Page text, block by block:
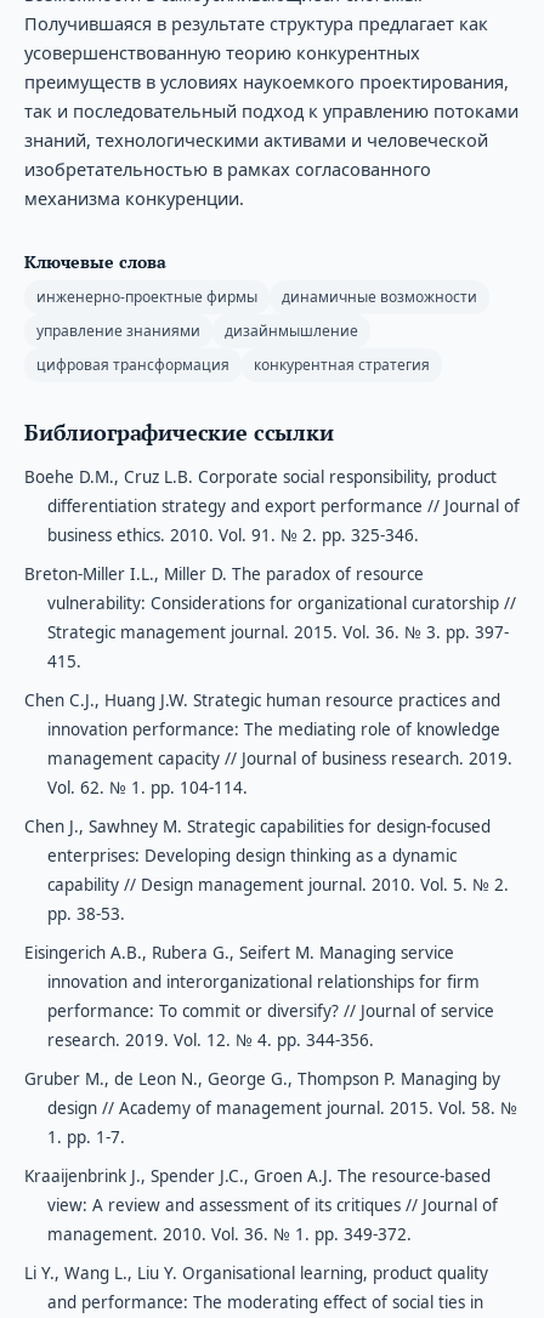
Получившаяся в результате структура предлагает как
усовершенствованную теорию конкурентных
преимуществ в условиях наукоемкого проектирования,
так и последовательный подход к управлению потоками
знаний, технологическими активами и человеческой
изобретательностью в рамках согласованного
механизма конкуренции.
Ключевые слова
инженерно-проектные фирмы
динамичные возможности
управление знаниями
дизайнмышление
цифровая трансформация
конкурентная стратегия
Библиографические ссылки
Boehe D.M., Cruz L.B. Corporate social responsibility, product
differentiation strategy and export performance // Journal of
business ethics. 2010. Vol. 91. № 2. pp. 325-346.
Breton-Miller I.L., Miller D. The paradox of resource
vulnerability: Considerations for organizational curatorship //
Strategic management journal. 2015. Vol. 36. № 3. pp. 397-
415.
Chen C.J., Huang J.W. Strategic human resource practices and
innovation performance: The mediating role of knowledge
management capacity // Journal of business research. 2019.
Vol. 62. № 1. pp. 104-114.
Chen J., Sawhney M. Strategic capabilities for design-focused
enterprises: Developing design thinking as a dynamic
capability // Design management journal. 2010. Vol. 5. № 2.
pp. 38-53.
Eisingerich A.B., Rubera G., Seifert M. Managing service
innovation and interorganizational relationships for firm
performance: To commit or diversify? // Journal of service
research. 2019. Vol. 12. № 4. pp. 344-356.
Gruber M., de Leon N., George G., Thompson P. Managing by
design // Academy of management journal. 2015. Vol. 58. №
1. pp. 1-7.
Kraaijenbrink J., Spender J.C., Groen A.J. The resource-based
view: A review and assessment of its critiques // Journal of
management. 2010. Vol. 36. № 1. pp. 349-372.
Li Y., Wang L., Liu Y. Organisational learning, product quality
and performance: The moderating effect of social ties in